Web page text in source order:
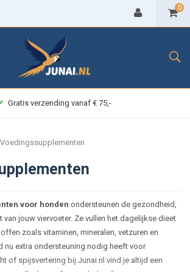
0
Gratis verzending vanaf € 75,-
Voedingssupplementen
voor honden ondersteunen de gezondheid,
van jouw viervoeter. Ze vullen het dagelijkse dieet
zoals vitaminen, mineralen, vetzuren en
nu extra ondersteuning nodig heeft voor
of spijsvertering bij Junai.nl vind je altijd een